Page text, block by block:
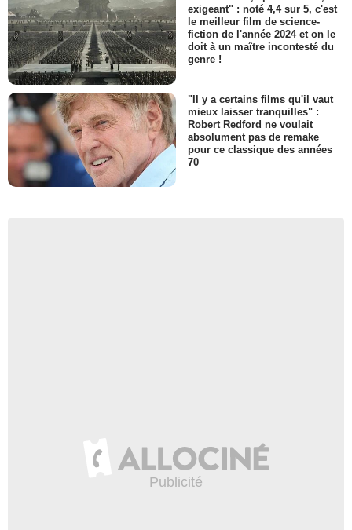
exigeant" : noté 4,4 sur 5, c'est
le meilleur film de science-
fiction de l'année 2024 et on le
doit à un maître incontesté du
genre !
"Il y a certains films qu'il vaut
mieux laisser tranquilles" :
Robert Redford ne voulait
absolument pas de remake
pour ce classique des années
70